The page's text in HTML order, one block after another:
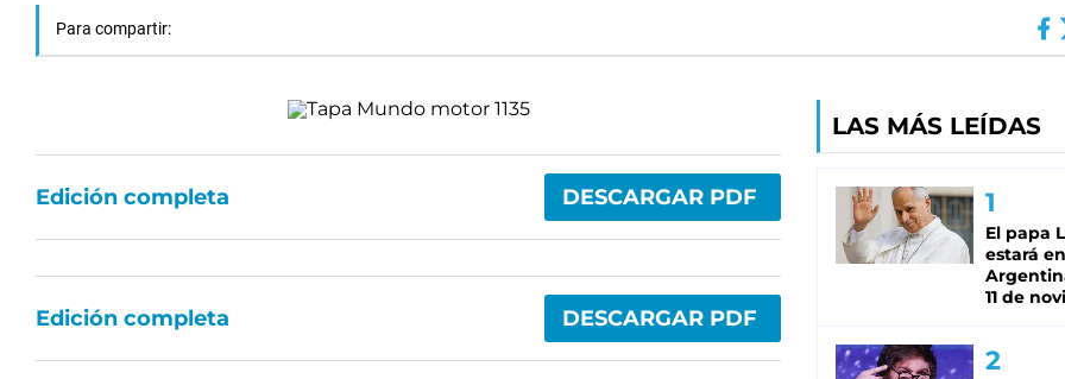
Para compartir:
Edición completa DESCARGAR PDF
Edición completa DESCARGAR PDF
LAS MÁS LEÍDAS
El papa
estará
11 de